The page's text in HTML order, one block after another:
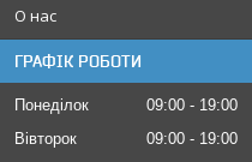
О нас
ГРАФІК РОБОТИ
Понеділок 09:00
19:00
Вівторок
09:00
19:00